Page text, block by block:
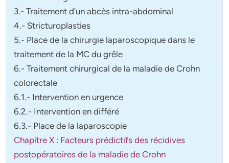
3.- Traitement d’un abcès intra-abdominal
4.- Stricturoplasties
5.- Place de la chirurgie laparoscopique dans le
traitement de la MC du grêle
6.- Traitement chirurgical de la maladie de Crohn
colorectale
6.1.- Intervention en urgence
6.2.- Intervention en différé
6.3.- Place de la laparoscopie
Chapitre X : Facteurs prédictifs des récidives
postopératoires de la maladie de Crohn